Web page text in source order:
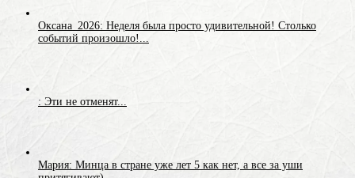
Оксана_2026: Неделя была просто удивительной! Столько
событий произошло!...
: Эти не отменят...
Мария: Минца в стране уже лет 5 как нет, а все за уши